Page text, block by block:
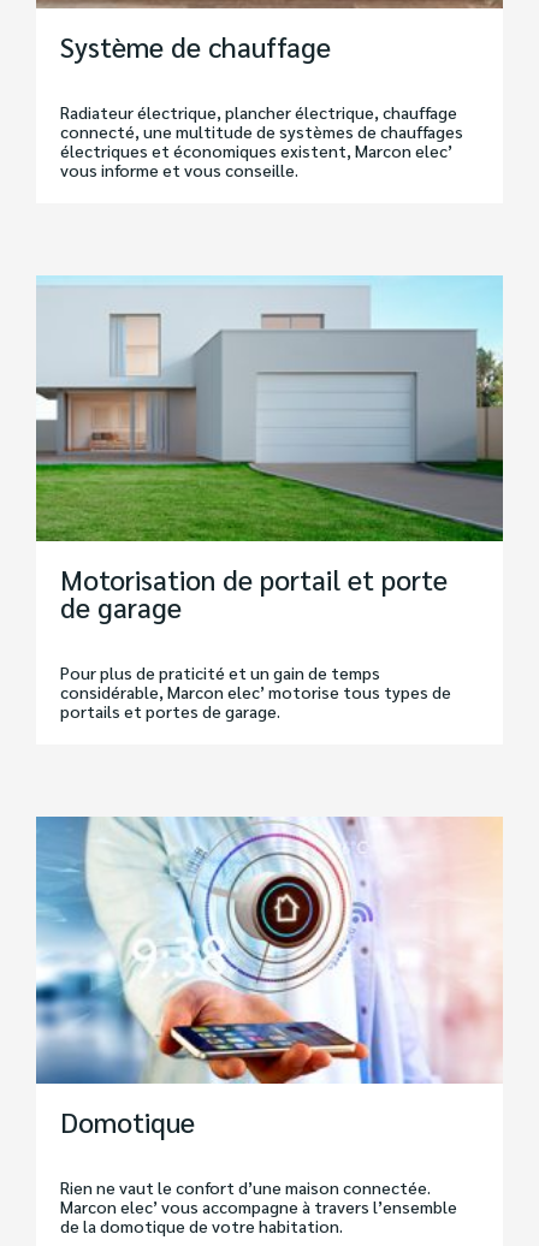
Système de chauffage
Radiateur électrique, plancher électrique, chauffage
connecté, une multitude de systèmes de chauffages
électriques et économiques existent, Marcon elec’
vous informe et vous conseille.
Motorisation de portail et porte
de garage
Pour plus de praticité et un gain de temps
considérable, Marcon elec’ motorise tous types de
portails et portes de garage.
Domotique
Rien ne vaut le confort d’une maison connectée.
Marcon elec’ vous accompagne à travers l’ensemble
de la domotique de votre habitation.